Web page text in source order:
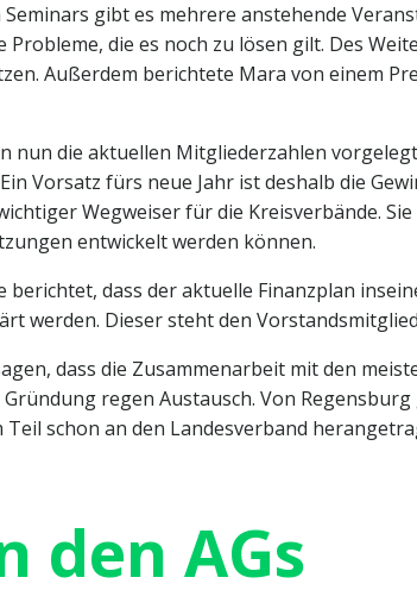
gibt es mehrere anstehende
die es noch zu lösen gilt. Des
Außerdem berichtete Mara von einem
nun die aktuellen Mitgliederzahlen
Vorsatz fürs neue Jahr ist deshalb die
Wegweiser für die Kreisverbände.
entwickelt werden können.
berichtet, dass der aktuelle Finanzplan
werden. Dieser steht den
dass die Zusammenarbeit mit den
regen Austausch. Von
schon an den Landesverband
den AGs